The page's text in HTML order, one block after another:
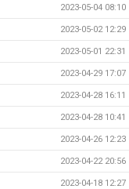
2023-05-04 08:10
2023-05-02 12:29
2023-05-01 22:31
2023-04-29 17:07
2023-04-28 16:11
2023-04-28 10:41
2023-04-26 12:23
2023-04-22 20:56
2023-04-18 12:27